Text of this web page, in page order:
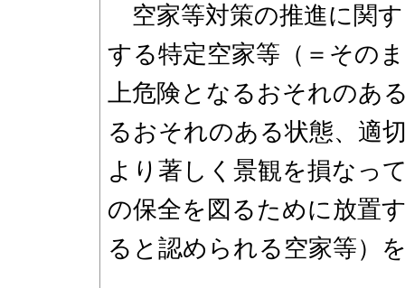
空家等対策の推進に関
する特定空家等（＝その
上危険となるおそれのあ
るおそれのある状態、適
より著しく景観を損なっ
の保全を図るために放置
ると認められる空家等）